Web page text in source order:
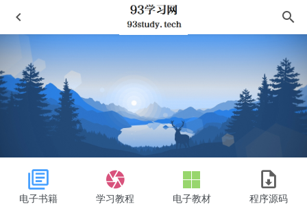
电子书籍 学习教程 电子教材 程序源码
国际安全概论 2021-06-11